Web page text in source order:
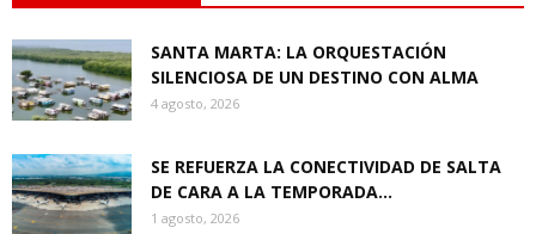
SANTA MARTA: LA ORQUESTACIÓN
SILENCIOSA DE UN DESTINO CON ALMA
4 agosto, 2026
SE REFUERZA LA CONECTIVIDAD DE SALTA
DE CARA A LA TEMPORADA...
1 agosto, 2026